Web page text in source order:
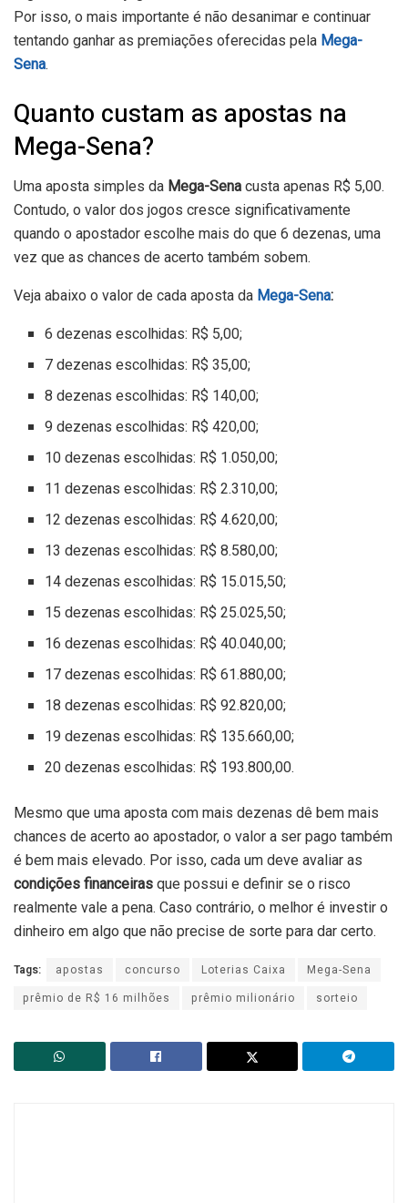
Por isso, o mais importante é não desanimar e continuar
tentando ganhar as premiações oferecidas pela Mega-
Sena.
Quanto custam as apostas na
Mega-Sena?
Uma aposta simples da Mega-Sena custa apenas R$ 5,00.
Contudo, o valor dos jogos cresce significativamente
quando o apostador escolhe mais do que 6 dezenas, uma
vez que as chances de acerto também sobem.
Veja abaixo o valor de cada aposta da Mega-Sena:
6 dezenas escolhidas: R$ 5,00;
7 dezenas escolhidas: R$ 35,00;
8 dezenas escolhidas: R$ 140,00;
9 dezenas escolhidas: R$ 420,00;
10 dezenas escolhidas: R$ 1.050,00;
11 dezenas escolhidas: R$ 2.310,00;
12 dezenas escolhidas: R$ 4.620,00;
13 dezenas escolhidas: R$ 8.580,00;
14 dezenas escolhidas: R$ 15.015,50;
15 dezenas escolhidas: R$ 25.025,50;
16 dezenas escolhidas: R$ 40.040,00;
17 dezenas escolhidas: R$ 61.880,00;
18 dezenas escolhidas: R$ 92.820,00;
19 dezenas escolhidas: R$ 135.660,00;
20 dezenas escolhidas: R$ 193.800,00.
Mesmo que uma aposta com mais dezenas dê bem mais
chances de acerto ao apostador, o valor a ser pago também
é bem mais elevado. Por isso, cada um deve avaliar as
condições financeiras que possui e definir se o risco
realmente vale a pena. Caso contrário, o melhor é investir o
dinheiro em algo que não precise de sorte para dar certo.
Tags: apostas concurso Loterias Caixa
Mega-Sena
prêmio de R$ 16 milhões
prêmio milionário sorteio